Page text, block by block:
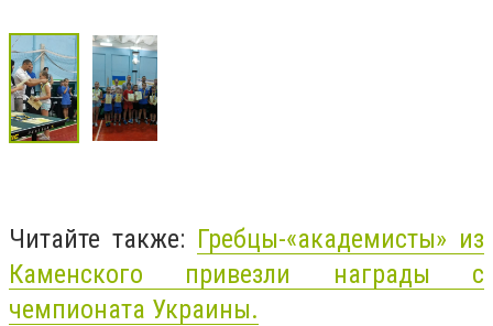
Читайте также: Гребцы-«академисты» из
Каменского привезли награды с
чемпионата Украины.